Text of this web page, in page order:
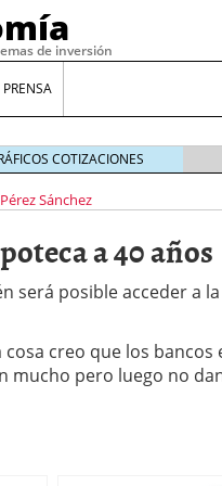
de inversión
¿Por qué el Préstamo
COTIZACIONES
Sánchez
a 40 años
será posible acceder a
creo que los bancos
mucho pero luego no